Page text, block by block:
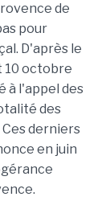
de
pour
D'après le
10 octobre
à l'appel des
des
derniers
en juin